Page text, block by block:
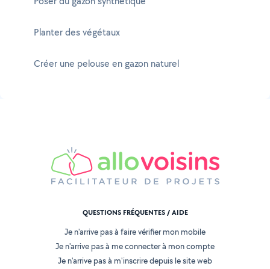
Planter des végétaux
Créer une pelouse en gazon naturel
QUESTIONS FRÉQUENTES / AIDE
Je n'arrive pas à faire vérifier mon mobile
Je n'arrive pas à me connecter à mon compte
Je n'arrive pas à m'inscrire depuis le site web